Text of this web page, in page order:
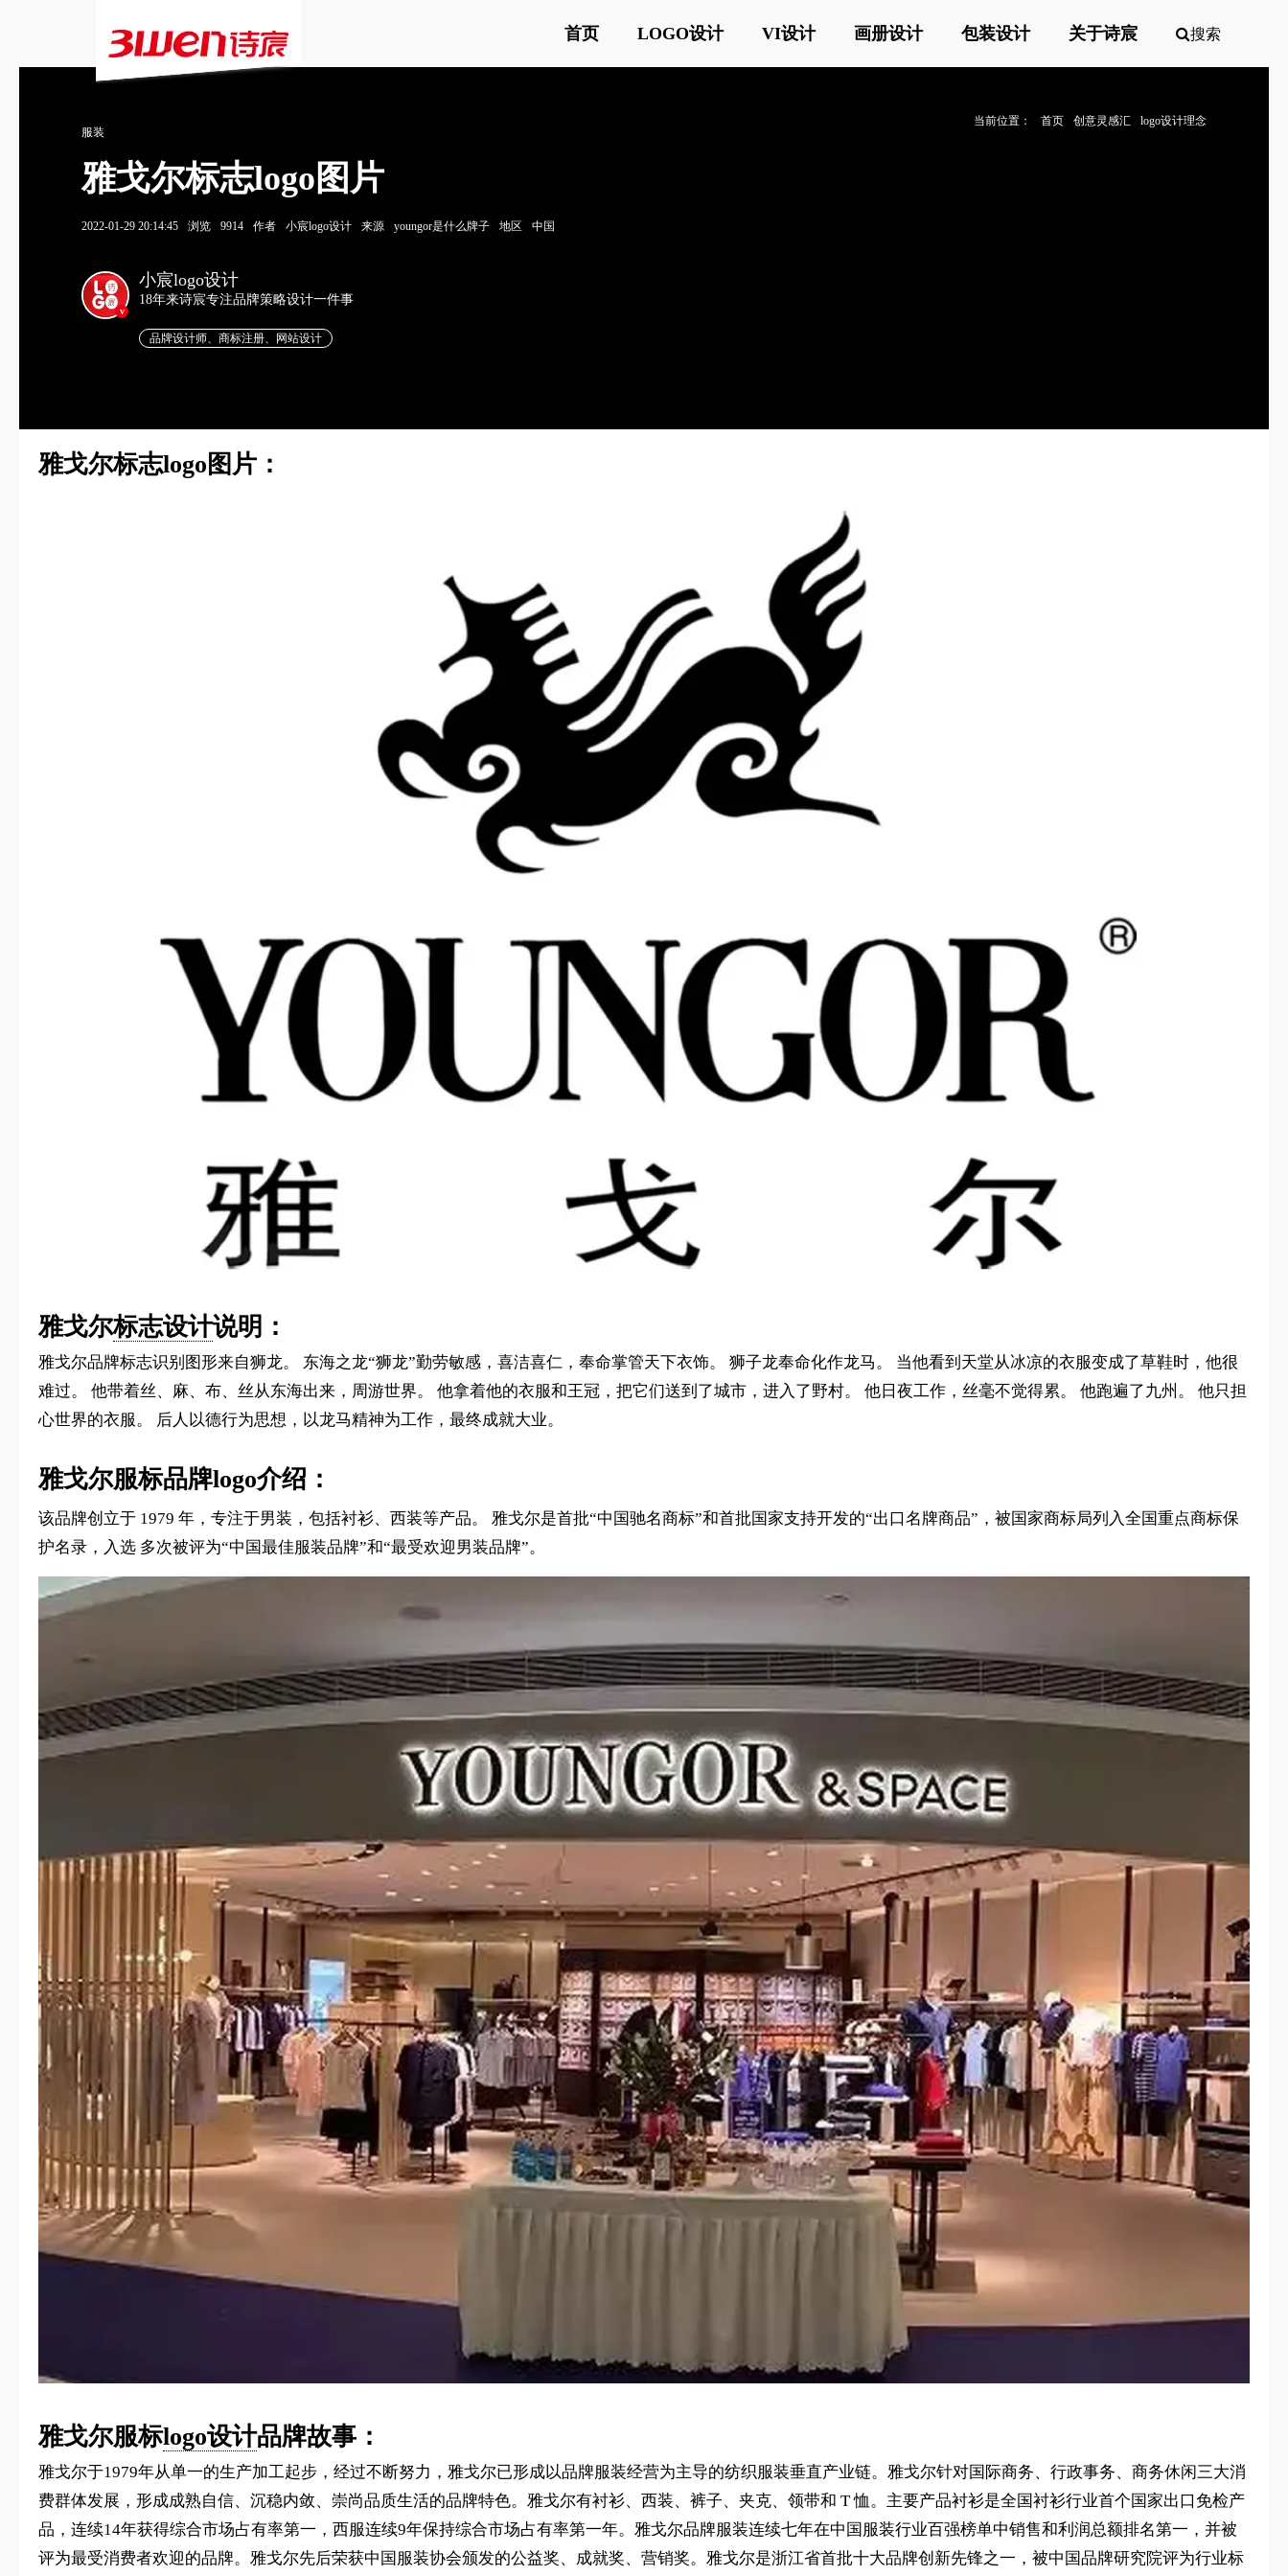
首页 LOGO设计 VI设计 画册设计 包装设计 关于诗宸 搜索
当前位置： 首页 创意灵感汇
logo设计理念
服装
雅戈尔标志logo图片
2022-01-29 20:14:45 浏览 9914 作者 小宸logo设计 来源 youngor是什么牌子 地区 中国
v
小宸logo设计
18年来诗宸专注品牌策略设计一件事
品牌设计师、商标注册、网站设计
雅戈尔标志logo图片：
雅戈尔标志设计说明：
雅戈尔品牌标志识别图形来自狮龙。 东海之龙“狮龙”勤劳敏感，喜洁喜仁，奉命掌管天下衣饰。 狮子龙奉命化作龙马。 当他看到天堂从冰凉的衣服变成了草鞋时，他很
难过。 他带着丝、麻、布、丝从东海出来，周游世界。 他拿着他的衣服和王冠，把它们送到了城市，进入了野村。 他日夜工作，丝毫不觉得累。 他跑遍了九州。 他只担
心世界的衣服。 后人以德行为思想，以龙马精神为工作，最终成就大业。
雅戈尔服标品牌logo介绍：
该品牌创立于 1979 年，专注于男装，包括衬衫、西装等产品。 雅戈尔是首批“中国驰名商标”和首批国家支持开发的“出口名牌商品”，被国家商标局列入全国重点商标保
护名录，入选 多次被评为“中国最佳服装品牌”和“最受欢迎男装品牌”。
雅戈尔服标logo设计品牌故事：
雅戈尔于1979年从单一的生产加工起步，经过不断努力，雅戈尔已形成以品牌服装经营为主导的纺织服装垂直产业链。雅戈尔针对国际商务、行政事务、商务休闲三大消
费群体发展，形成成熟自信、沉稳内敛、崇尚品质生活的品牌特色。雅戈尔有衬衫、西装、裤子、夹克、领带和 T 恤。主要产品衬衫是全国衬衫行业首个国家出口免检产
品，连续14年获得综合市场占有率第一，西服连续9年保持综合市场占有率第一年。雅戈尔品牌服装连续七年在中国服装行业百强榜单中销售和利润总额排名第一，并被
评为最受消费者欢迎的品牌。雅戈尔先后荣获中国服装协会颁发的公益奖、成就奖、营销奖。雅戈尔是浙江省首批十大品牌创新先锋之一，被中国品牌研究院评为行业标